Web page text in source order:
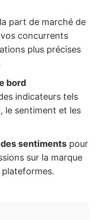
part de marché de
concurrents
plus précises
bord
indicateurs tels
le sentiment et les
sentiments pour
sur la marque